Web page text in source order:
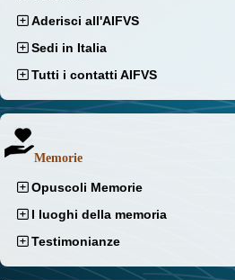
Aderisci all'AIFVS
Sedi in Italia
Tutti i contatti AIFVS
Memorie
Opuscoli Memorie
I luoghi della memoria
Testimonianze